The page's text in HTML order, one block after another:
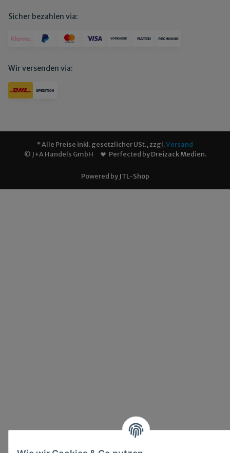
Sicher bezahlen via:
Wir versenden via:
* Alle Preise inkl. gesetzlicher USt., zzgl.Versand
© J+A Handels GmbH
Perfected byDreizack Medien.
Powered by JTL-Shop